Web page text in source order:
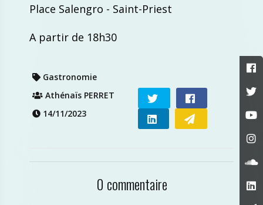
Place Salengro - Saint-Priest
A partir de 18h30
Gastronomie
Athénaïs PERRET
14/11/2023
0 commentaire